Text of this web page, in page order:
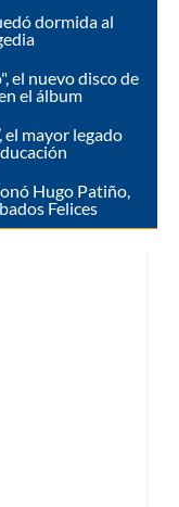
dormida al
el nuevo disco de
el álbum
el mayor legado
Hugo Patiño,
Felices